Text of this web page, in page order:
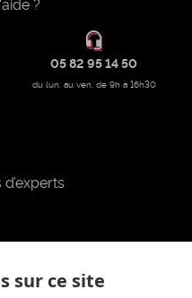
?
05 82 95 14 50
du lun. au ven. de 9h à 16h30
sur ce site